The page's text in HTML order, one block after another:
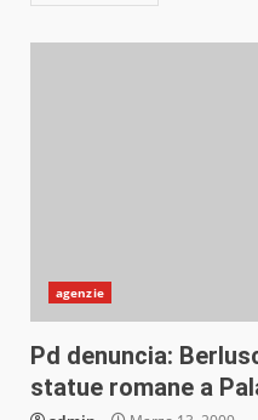
agenzie
Pd denuncia:
statue romane a